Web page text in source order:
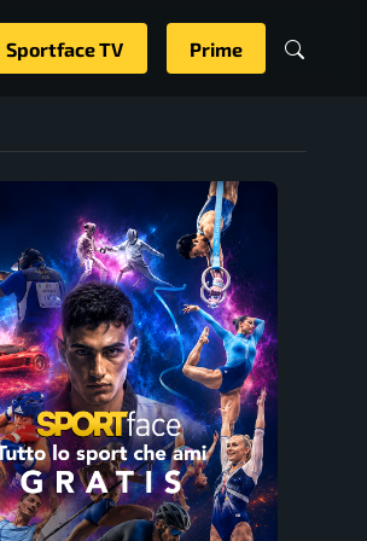
Sportface TV Prime